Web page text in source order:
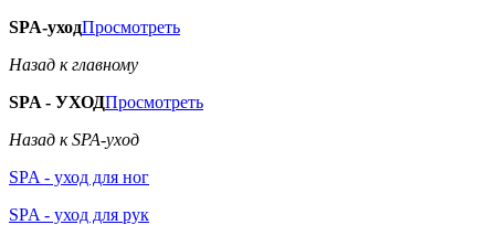
SPA-уходПросмотреть
Назад к главному
SPA - УХОДПросмотреть
Назад к SPA-уход
SPA - уход для ног
SPA - уход для рук